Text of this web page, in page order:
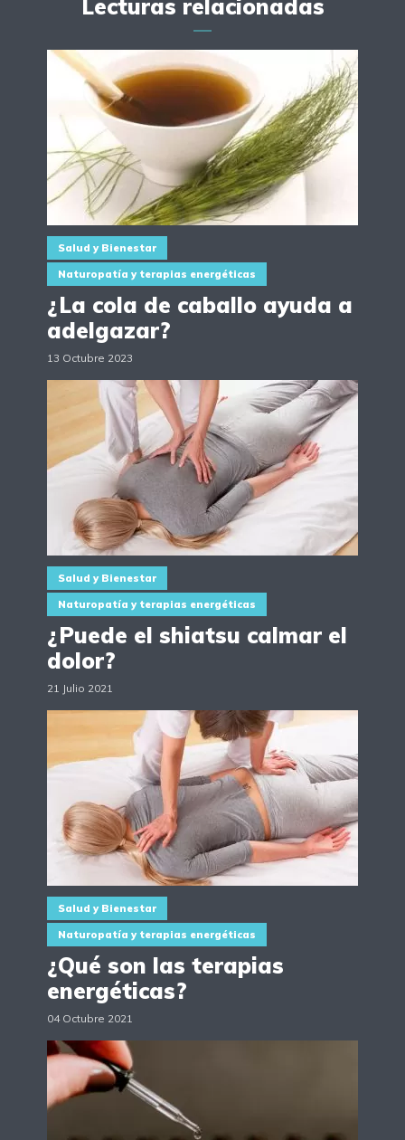
Lecturas relacionadas
Salud y Bienestar
Naturopatía y terapias energéticas
¿La cola de caballo ayuda a
adelgazar?
13 Octubre 2023
Salud y Bienestar
Naturopatía y terapias energéticas
¿Puede el shiatsu calmar el
dolor?
21 Julio 2021
Salud y Bienestar
Naturopatía y terapias energéticas
¿Qué son las terapias
energéticas?
04 Octubre 2021